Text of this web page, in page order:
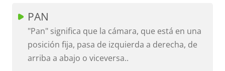
PAN
"Pan" significa que la cámara, que está en una
posición fija, pasa de izquierda a derecha, de
arriba a abajo o viceversa..